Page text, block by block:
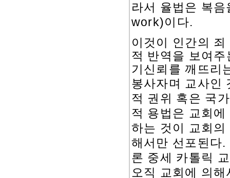
라서 율법은 복
work)이다.
이것이 인간의
적 반역을 보여
기신뢰를 깨뜨리
봉사자며 교사인
적 권위 혹은 국
적 용법은 교회
하는 것이 교회의
해서만 선포된다.
론 중세 카톨릭
오직 교회에 의